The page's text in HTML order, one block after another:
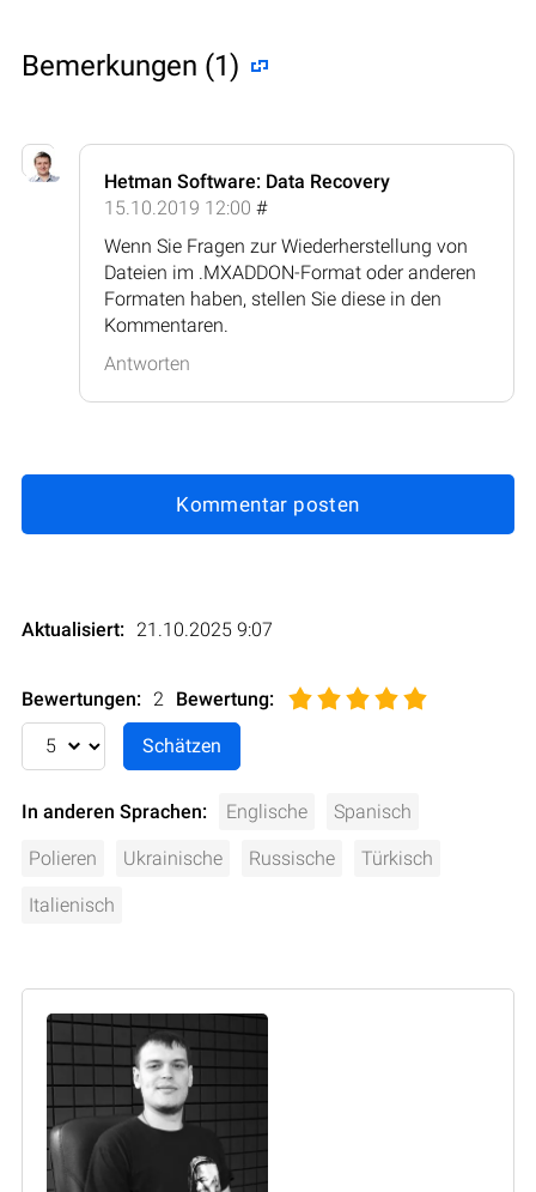
Bemerkungen (1)
Hetman Software: Data Recovery
15.10.2019 12:00 #
Wenn Sie Fragen zur Wiederherstellung von
Dateien im .MXADDON-Format oder anderen
Formaten haben, stellen Sie diese in den
Kommentaren.
Antworten
Kommentar posten
Aktualisiert: 21.10.2025 9:07
Bewertungen: 2 Bewertung:
In anderen Sprachen: Englische Spanisch
Polieren Ukrainische Russische Türkisch
Italienisch